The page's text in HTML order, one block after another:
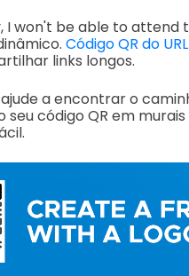
I won't be able to attend
Código QR do URL
links longos.
a encontrar o
seu código QR em